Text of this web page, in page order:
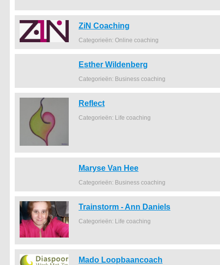
ZiN Coaching
Categorieën: Online coaching
Esther Wildenberg
Categorieën: Business coaching
Reflect
Categorieën: Life coaching
Maryse Van Hee
Categorieën: Business coaching
Trainstorm - Ann Daniels
Categorieën: Life coaching
Mado Loopbaancoach